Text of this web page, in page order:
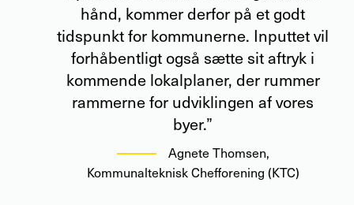
hånd, kommer derfor på et godt
tidspunkt for kommunerne. Inputtet vil
forhåbentligt også sætte sit aftryk i
kommende lokalplaner, der rummer
rammerne for udviklingen af vores
byer.”
Agnete Thomsen,
Kommunalteknisk Chefforening (KTC)